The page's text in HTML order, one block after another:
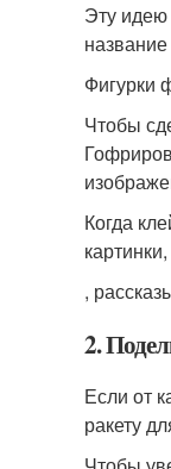
Эту идею
Фигурки
Чтобы
Когда
,
2.
Если от
ракету